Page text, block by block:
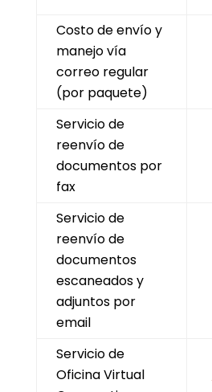
Costo de envío y
manejo vía
correo regular
(por paquete)
Servicio de
reenvío de
documentos por
fax
Servicio de
reenvío de
documentos
escaneados y
adjuntos por
email
Servicio de
Oficina Virtual